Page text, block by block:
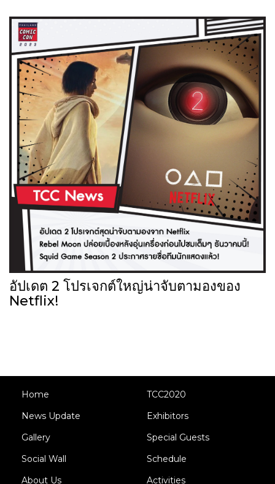
อัปเดต 2 โปรเจกต์ใหญ่น่าจับตามองของ
Netflix!
Home
News Update
Gallery
Social Wall
About Us
TCC2020
Exhibitors
Special Guests
Schedule
Activities